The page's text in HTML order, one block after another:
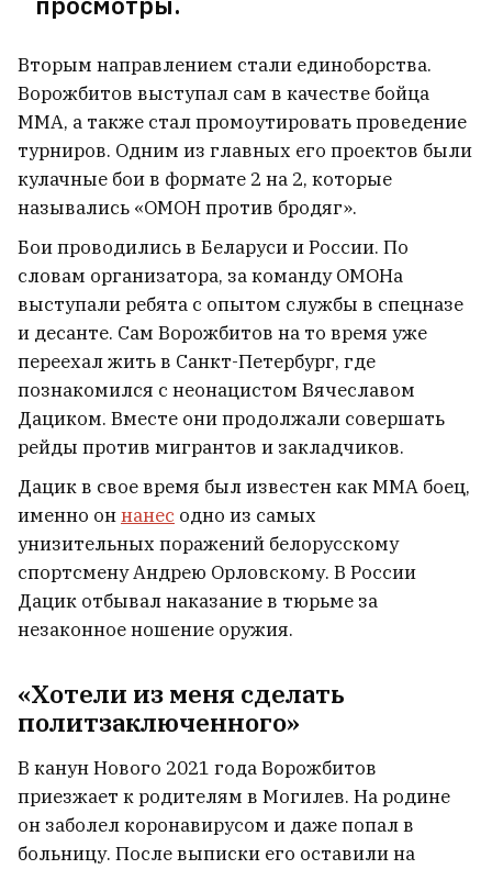
Вторым направлением стали единоборства.
Ворожбитов выступал сам в качестве бойца
ММА, а также стал промоутировать проведение
турниров. Одним из главных его проектов были
кулачные бои в формате 2 на 2, которые
назывались «ОМОН против бродяг».
Бои проводились в Беларуси и России. По
словам организатора, за команду ОМОНа
выступали ребята с опытом службы в спецназе
и десанте. Сам Ворожбитов на то время уже
переехал жить в Санкт-Петербург, где
познакомился с неонацистом Вячеславом
Дациком. Вместе они продолжали совершать
рейды против мигрантов и закладчиков.
Дацик в свое время был известен как ММА боец,
именно оннанес одно из самых
унизительных поражений белорусскому
спортсмену Андрею Орловскому. В России
Дацик отбывал наказание в тюрьме за
незаконное ношение оружия.
«Хотели из меня сделать
политзаключенного»
В канун Нового 2021 года Ворожбитов
приезжает к родителям в Могилев. На родине
он заболел коронавирусом и даже попал в
больницу. После выписки его оставили на